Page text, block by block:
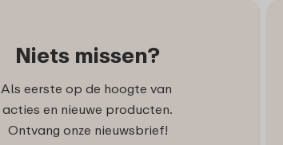
Niets missen?
Als eerste op de hoogte van
acties en nieuwe producten.
Ontvang onze nieuwsbrief!